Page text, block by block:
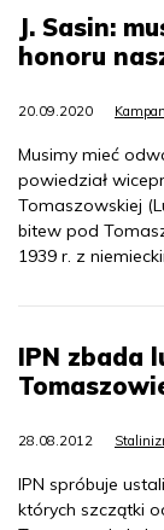
J. Sasin:
honoru
20.09.2020
Musimy mieć
powiedział
Tomaszowskiej
bitew pod
1939 r. z
IPN zbada
28.08.2012
IPN spróbuje
których szczątki